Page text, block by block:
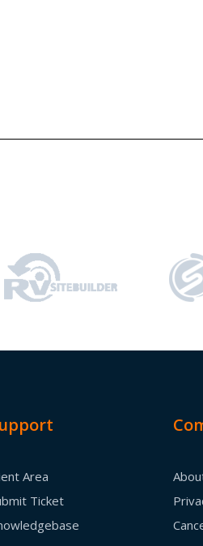
Area
Ticket